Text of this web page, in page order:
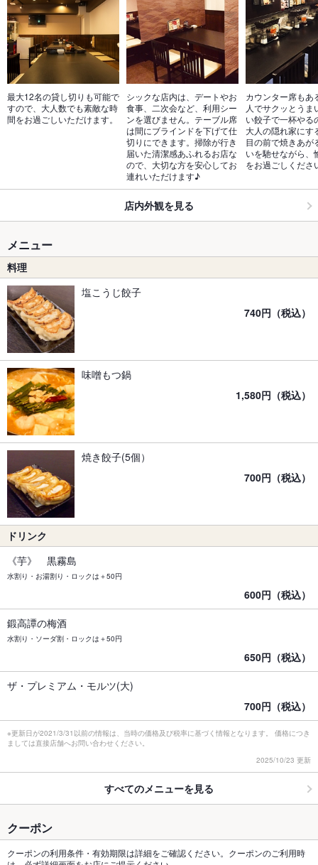
最大12名の貸し切りも可能で
すので、大人数でも素敵な時
間をお過ごしいただけます。
シックな店内は、デートやお
食事、二次会など、利用シー
ンを選びません。テーブル席
は間にブラインドを下げて仕
切りにできます。掃除が行き
届いた清潔感あふれるお店な
ので、大切な方を安心してお
連れいただけます♪
カウンター席もあ
人でサクッとうま
い餃子で一杯やる
大人の隠れ家にす
目の前で焼きあが
いを馳せながら、
をお過ごしくださ
店内外観を見る
メニュー
料理
塩こうじ餃子
740円（税込）
味噌もつ鍋
1,580円（税込）
焼き餃子(5個）
700円（税込）
ドリンク
《芋》 黒霧島
水割り・お湯割り・ロックは＋50円
600円（税込）
鍛高譚の梅酒
水割り・ソーダ割・ロックは＋50円
650円（税込）
ザ・プレミアム・モルツ(大)
700円（税込）
※更新日が2021/3/31以前の情報は、当時の価格及び税率に基づく情報となります。 価格につき
ましては直接店舗へお問い合わせください。
2025/10/23 更新
すべてのメニューを見る
クーポン
クーポンの利用条件・有効期限は詳細をご確認ください。クーポンのご利用時